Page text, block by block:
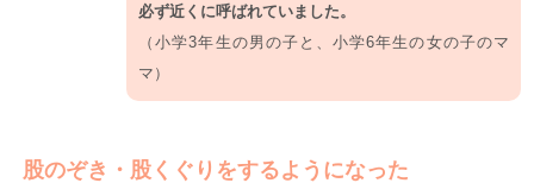
必ず近くに呼ばれていました。
（小学3年生の男の子と、小学6年生の女の子のマ
マ）
股のぞき・股くぐりをするようになった